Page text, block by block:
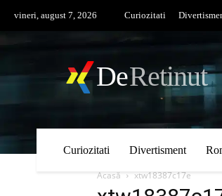
vineri, august 7, 2026 Curiozitati
DeRetinut
Curiozitati Divertisment
Acasă xtw18387c17e